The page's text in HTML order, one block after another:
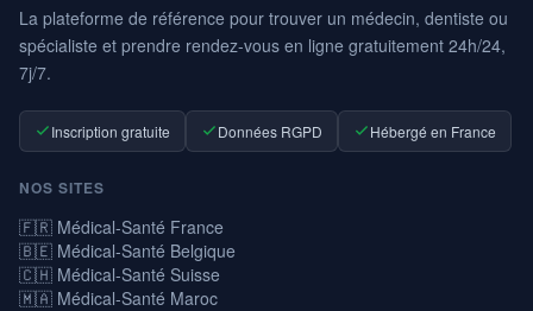
La plateforme de référence pour trouver un médecin, dentiste ou
spécialiste et prendre rendez-vous en ligne gratuitement 24h/24,
7j/7.
Inscription gratuite Données RGPD Hébergé en France
NOS SITES
🇫🇷 Médical-Santé France
🇧🇪 Médical-Santé Belgique
🇨🇭 Médical-Santé Suisse
🇲🇦 Médical-Santé Maroc